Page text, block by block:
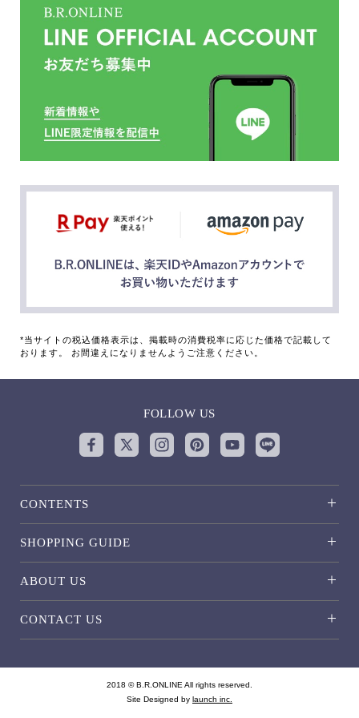
*当サイトの税込価格表示は、掲載時の消費税率に応じた価格で記載して
おります。 お間違えになりませんようご注意ください。
FOLLOW US
CONTENTS
SHOPPING GUIDE
ABOUT US
CONTACT US
2018 © B.R.ONLINE All rights reserved.
Site Designed by launch inc.